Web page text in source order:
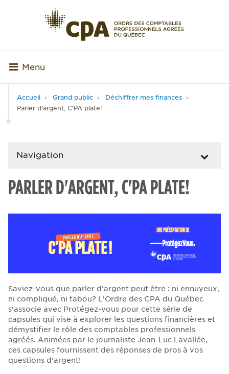
Menu
Accueil Grand public
Déchiffrer mes finances
Parler d'argent, C'PA plate!
Navigation
PARLER D'ARGENT, C'PA PLATE!
Saviez-vous que parler d'argent peut être : ni ennuyeux,
ni compliqué, ni tabou? L'Ordre des CPA du Québec
s'associe avec Protégez-vous pour cette série de
capsules qui vise à explorer les questions financières et
démystifier le rôle des comptables professionnels
agréés. Animées par le journaliste Jean-Luc Lavallée,
ces capsules fournissent des réponses de pros à vos
questions d’argent!